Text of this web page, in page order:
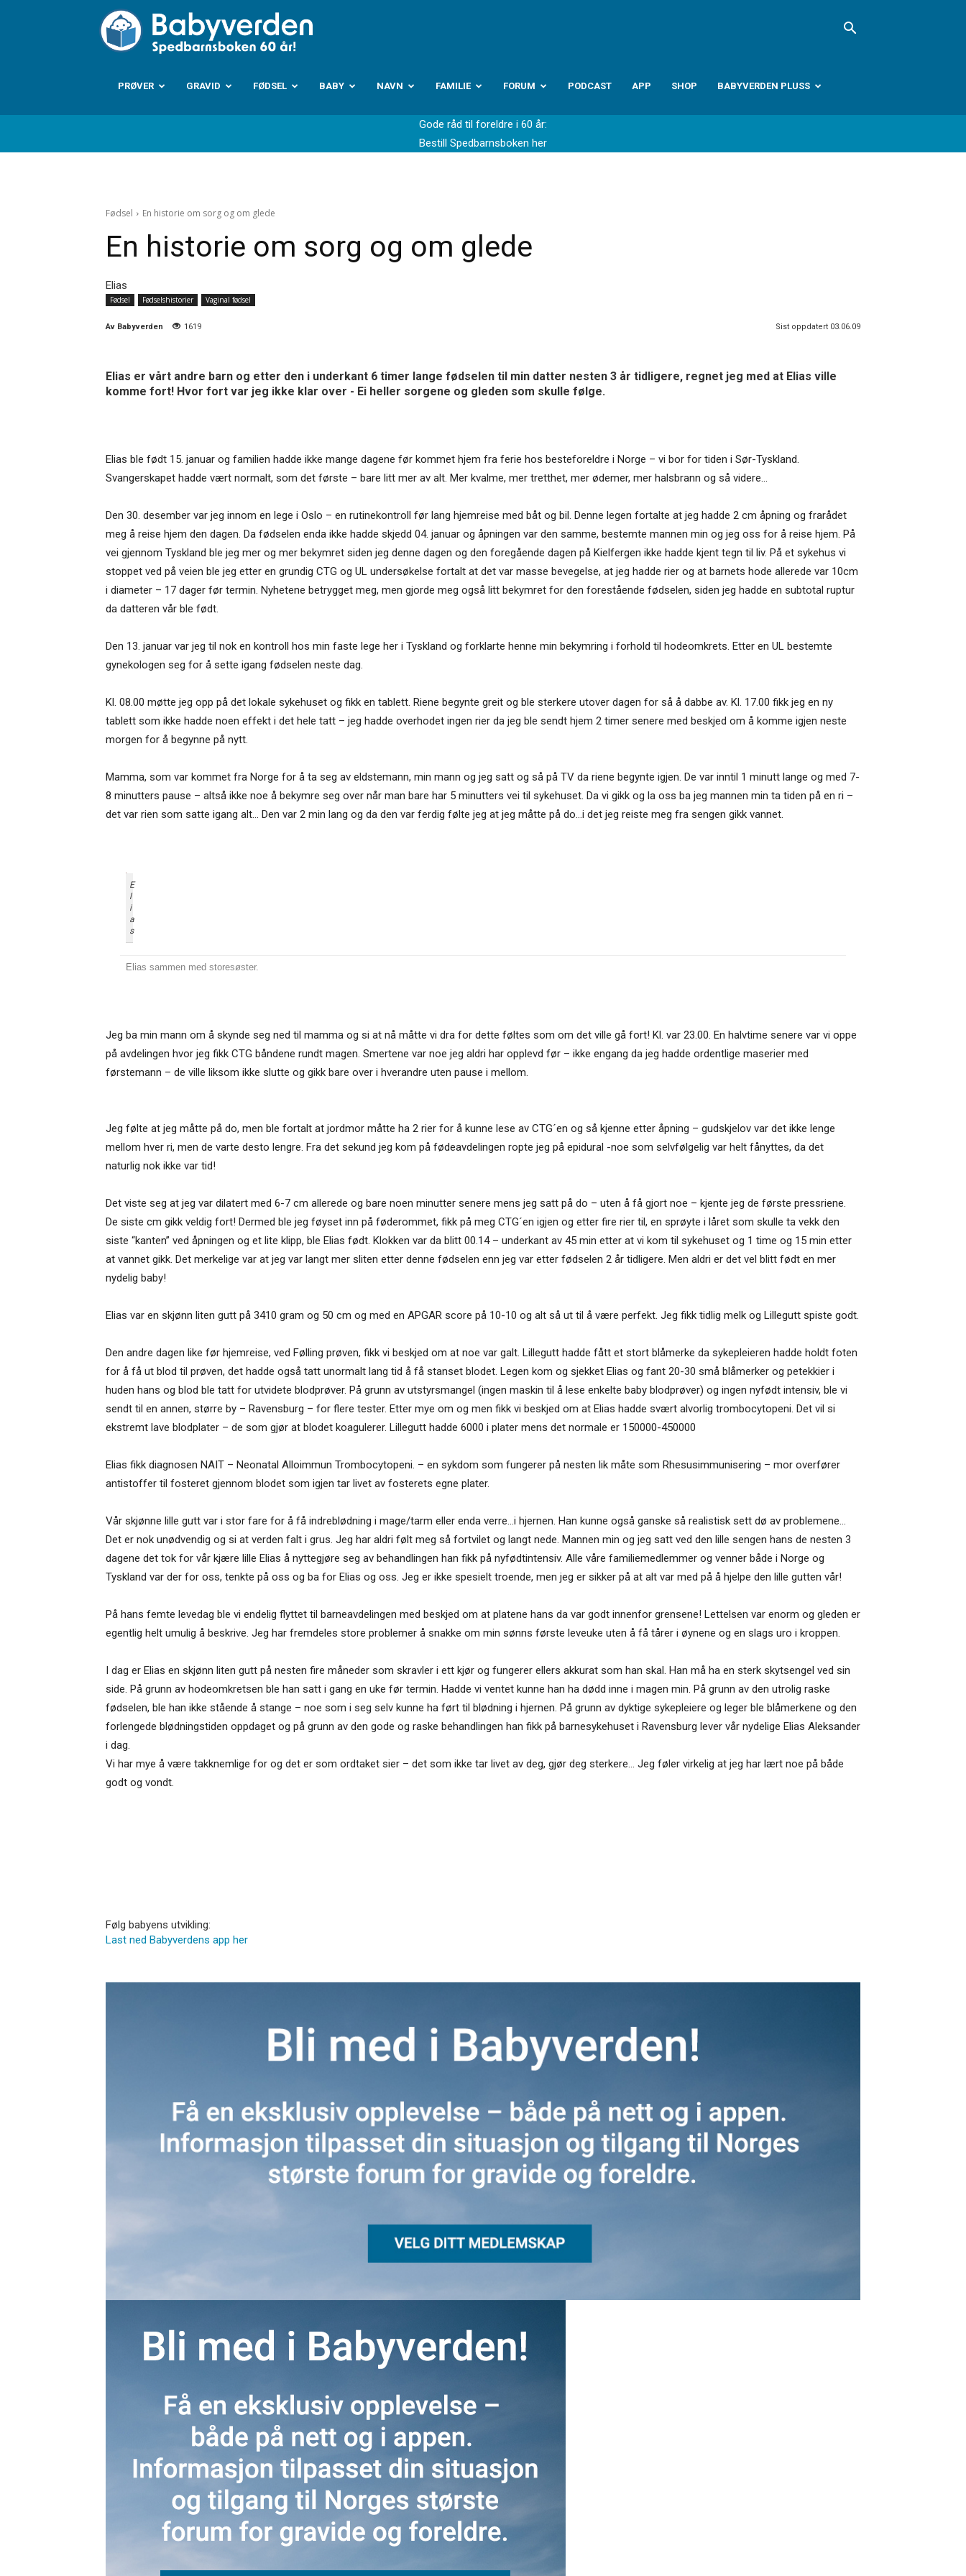
Babyverden.no
PRØVER GRAVID FØDSEL BABY NAVN FAMILIE FORUM PODCAST APP SHOP BABYVERDEN PLUSS
Gode råd til foreldre i 60 år:
Bestill Spedbarnsboken her
Fødsel En historie om sorg og om glede
En historie om sorg og om glede
Elias
Fødsel Fødselshistorier Vaginal fødsel
Av Babyverden 1619 Sist oppdatert 03.06.09
Elias er vårt andre barn og etter den i underkant 6 timer lange fødselen til min datter nesten 3 år tidligere, regnet jeg med at Elias ville
komme fort! Hvor fort var jeg ikke klar over - Ei heller sorgene og gleden som skulle følge.
Elias ble født 15. januar og familien hadde ikke mange dagene før kommet hjem fra ferie hos besteforeldre i Norge – vi bor for tiden i Sør-Tyskland.
Svangerskapet hadde vært normalt, som det første – bare litt mer av alt. Mer kvalme, mer tretthet, mer ødemer, mer halsbrann og så videre…
Den 30. desember var jeg innom en lege i Oslo – en rutinekontroll før lang hjemreise med båt og bil. Denne legen fortalte at jeg hadde 2 cm åpning og frarådet
meg å reise hjem den dagen. Da fødselen enda ikke hadde skjedd 04. januar og åpningen var den samme, bestemte mannen min og jeg oss for å reise hjem. På
vei gjennom Tyskland ble jeg mer og mer bekymret siden jeg denne dagen og den foregående dagen på Kielfergen ikke hadde kjent tegn til liv. På et sykehus vi
stoppet ved på veien ble jeg etter en grundig CTG og UL undersøkelse fortalt at det var masse bevegelse, at jeg hadde rier og at barnets hode allerede var 10cm
i diameter – 17 dager før termin. Nyhetene betrygget meg, men gjorde meg også litt bekymret for den forestående fødselen, siden jeg hadde en subtotal ruptur
da datteren vår ble født.
Den 13. januar var jeg til nok en kontroll hos min faste lege her i Tyskland og forklarte henne min bekymring i forhold til hodeomkrets. Etter en UL bestemte
gynekologen seg for å sette igang fødselen neste dag.
Kl. 08.00 møtte jeg opp på det lokale sykehuset og fikk en tablett. Riene begynte greit og ble sterkere utover dagen for så å dabbe av. Kl. 17.00 fikk jeg en ny
tablett som ikke hadde noen effekt i det hele tatt – jeg hadde overhodet ingen rier da jeg ble sendt hjem 2 timer senere med beskjed om å komme igjen neste
morgen for å begynne på nytt.
Mamma, som var kommet fra Norge for å ta seg av eldstemann, min mann og jeg satt og så på TV da riene begynte igjen. De var inntil 1 minutt lange og med 7-
8 minutters pause – altså ikke noe å bekymre seg over når man bare har 5 minutters vei til sykehuset. Da vi gikk og la oss ba jeg mannen min ta tiden på en ri –
det var rien som satte igang alt… Den var 2 min lang og da den var ferdig følte jeg at jeg måtte på do…i det jeg reiste meg fra sengen gikk vannet.
E
l
i
a
s
Elias sammen med storesøster.
Jeg ba min mann om å skynde seg ned til mamma og si at nå måtte vi dra for dette føltes som om det ville gå fort! Kl. var 23.00. En halvtime senere var vi oppe
på avdelingen hvor jeg fikk CTG båndene rundt magen. Smertene var noe jeg aldri har opplevd før – ikke engang da jeg hadde ordentlige maserier med
førstemann – de ville liksom ikke slutte og gikk bare over i hverandre uten pause i mellom.
Jeg følte at jeg måtte på do, men ble fortalt at jordmor måtte ha 2 rier for å kunne lese av CTG´en og så kjenne etter åpning – gudskjelov var det ikke lenge
mellom hver ri, men de varte desto lengre. Fra det sekund jeg kom på fødeavdelingen ropte jeg på epidural -noe som selvfølgelig var helt fånyttes, da det
naturlig nok ikke var tid!
Det viste seg at jeg var dilatert med 6-7 cm allerede og bare noen minutter senere mens jeg satt på do – uten å få gjort noe – kjente jeg de første pressriene.
De siste cm gikk veldig fort! Dermed ble jeg føyset inn på føderommet, fikk på meg CTG´en igjen og etter fire rier til, en sprøyte i låret som skulle ta vekk den
siste “kanten” ved åpningen og et lite klipp, ble Elias født. Klokken var da blitt 00.14 – underkant av 45 min etter at vi kom til sykehuset og 1 time og 15 min etter
at vannet gikk. Det merkelige var at jeg var langt mer sliten etter denne fødselen enn jeg var etter fødselen 2 år tidligere. Men aldri er det vel blitt født en mer
nydelig baby!
Elias var en skjønn liten gutt på 3410 gram og 50 cm og med en APGAR score på 10-10 og alt så ut til å være perfekt. Jeg fikk tidlig melk og Lillegutt spiste godt.
Den andre dagen like før hjemreise, ved Følling prøven, fikk vi beskjed om at noe var galt. Lillegutt hadde fått et stort blåmerke da sykepleieren hadde holdt foten
for å få ut blod til prøven, det hadde også tatt unormalt lang tid å få stanset blodet. Legen kom og sjekket Elias og fant 20-30 små blåmerker og petekkier i
huden hans og blod ble tatt for utvidete blodprøver. På grunn av utstyrsmangel (ingen maskin til å lese enkelte baby blodprøver) og ingen nyfødt intensiv, ble vi
sendt til en annen, større by – Ravensburg – for flere tester. Etter mye om og men fikk vi beskjed om at Elias hadde svært alvorlig trombocytopeni. Det vil si
ekstremt lave blodplater – de som gjør at blodet koagulerer. Lillegutt hadde 6000 i plater mens det normale er 150000-450000
Elias fikk diagnosen NAIT – Neonatal Alloimmun Trombocytopeni. – en sykdom som fungerer på nesten lik måte som Rhesusimmunisering – mor overfører
antistoffer til fosteret gjennom blodet som igjen tar livet av fosterets egne plater.
Vår skjønne lille gutt var i stor fare for å få indreblødning i mage/tarm eller enda verre…i hjernen. Han kunne også ganske så realistisk sett dø av problemene…
Det er nok unødvendig og si at verden falt i grus. Jeg har aldri følt meg så fortvilet og langt nede. Mannen min og jeg satt ved den lille sengen hans de nesten 3
dagene det tok for vår kjære lille Elias å nyttegjøre seg av behandlingen han fikk på nyfødtintensiv. Alle våre familiemedlemmer og venner både i Norge og
Tyskland var der for oss, tenkte på oss og ba for Elias og oss. Jeg er ikke spesielt troende, men jeg er sikker på at alt var med på å hjelpe den lille gutten vår!
På hans femte levedag ble vi endelig flyttet til barneavdelingen med beskjed om at platene hans da var godt innenfor grensene! Lettelsen var enorm og gleden er
egentlig helt umulig å beskrive. Jeg har fremdeles store problemer å snakke om min sønns første leveuke uten å få tårer i øynene og en slags uro i kroppen.
I dag er Elias en skjønn liten gutt på nesten fire måneder som skravler i ett kjør og fungerer ellers akkurat som han skal. Han må ha en sterk skytsengel ved sin
side. På grunn av hodeomkretsen ble han satt i gang en uke før termin. Hadde vi ventet kunne han ha dødd inne i magen min. På grunn av den utrolig raske
fødselen, ble han ikke stående å stange – noe som i seg selv kunne ha ført til blødning i hjernen. På grunn av dyktige sykepleiere og leger ble blåmerkene og den
forlengede blødningstiden oppdaget og på grunn av den gode og raske behandlingen han fikk på barnesykehuset i Ravensburg lever vår nydelige Elias Aleksander
i dag.
Vi har mye å være takknemlige for og det er som ordtaket sier – det som ikke tar livet av deg, gjør deg sterkere… Jeg føler virkelig at jeg har lært noe på både
godt og vondt.
Følg babyens utvikling:
Last ned Babyverdens app her